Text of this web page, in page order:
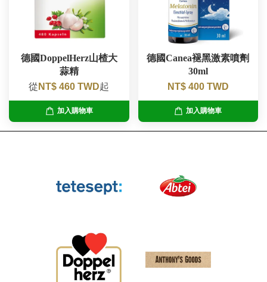
德國DoppelHerz山楂大
蒜精
從 NT$ 460 TWD起
加入購物車
德國Canea褪黑激素噴劑
30ml
NT$ 400 TWD
加入購物車